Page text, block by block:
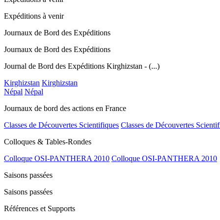
Expéditions à venir
Journaux de Bord des Expéditions
Journaux de Bord des Expéditions
Journal de Bord des Expéditions Kirghizstan - (...)
Kirghizstan Kirghizstan
Népal Népal
Journaux de bord des actions en France
Classes de Découvertes Scientifiques Classes de Découvertes
Colloques & Tables-Rondes
Colloque OSI-PANTHERA 2010 Colloque OSI-PANTHERA 2010
Saisons passées
Saisons passées
Références et Supports